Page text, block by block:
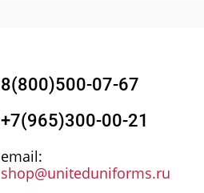
8(800)500-07-67
+7(965)300-00-21
email:
shop@uniteduniforms.ru